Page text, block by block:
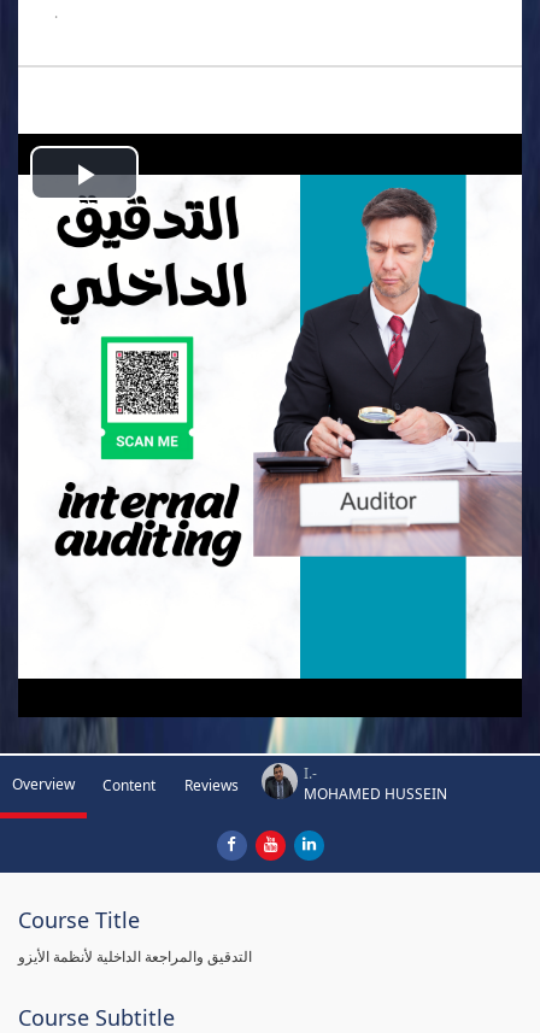
.
Play
Video
Overview Content Reviews
I.-
MOHAMED HUSSEIN
Course Title
التدقيق والمراجعة الداخلية لأنظمة الأيزو
Course Subtitle